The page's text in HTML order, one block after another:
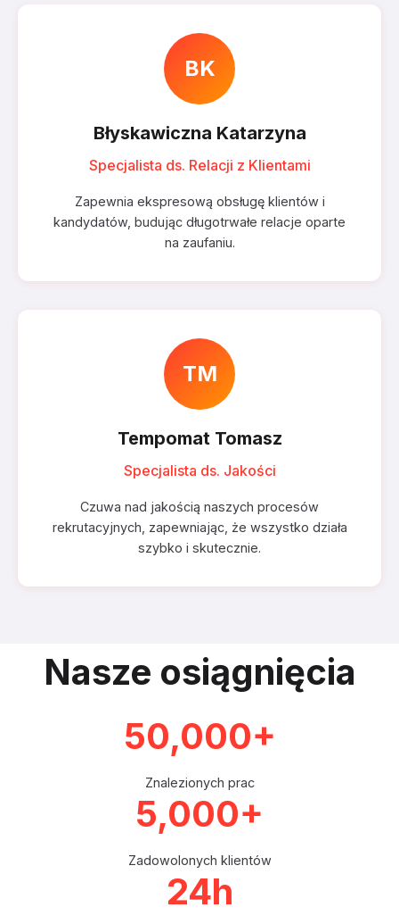
BK
Błyskawiczna Katarzyna
Specjalista ds. Relacji z Klientami
Zapewnia ekspresową obsługę klientów i
kandydatów, budując długotrwałe relacje oparte
na zaufaniu.
TM
Tempomat Tomasz
Specjalista ds. Jakości
Czuwa nad jakością naszych procesów
rekrutacyjnych, zapewniając, że wszystko działa
szybko i skutecznie.
Nasze osiągnięcia
50,000+
Znalezionych prac
5,000+
Zadowolonych klientów
24h